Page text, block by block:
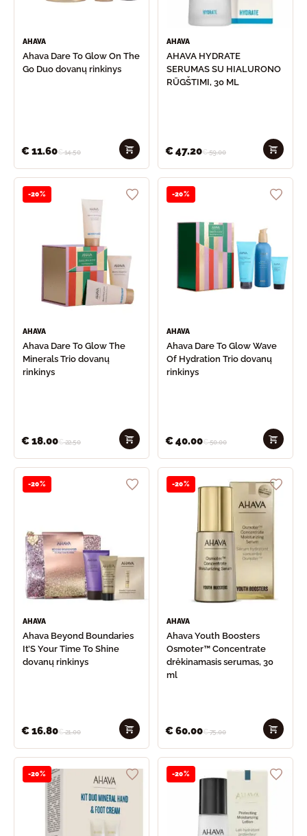
AHAVA
Ahava Dare To Glow On The
Go Duo dovanų rinkinys
€11.60€14.50
AHAVA
AHAVA HYDRATE
SERUMAS SU HIALURONO
RŪGŠTIMI, 30 ML
€47.20€59.00
-20%
AHAVA
Ahava Dare To Glow The
Minerals Trio dovanų
rinkinys
€18.00€22.50
-20%
AHAVA
Ahava Dare To Glow Wave
Of Hydration Trio dovanų
rinkinys
€40.00€50.00
-20%
AHAVA
Ahava Beyond Boundaries
It’S Your Time To Shine
dovanų rinkinys
€16.80€21.00
-20%
AHAVA
Ahava Youth Boosters
Osmoter™ Concentrate
drėkinamasis serumas, 30
ml
€60.00€75.00
-20% -20%